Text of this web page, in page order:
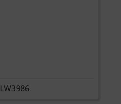
LW3986